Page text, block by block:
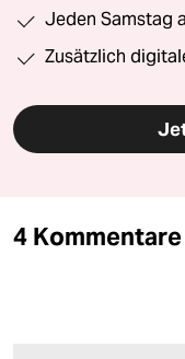
Jeden Samstag
Zusätzlich
4 Kommentare